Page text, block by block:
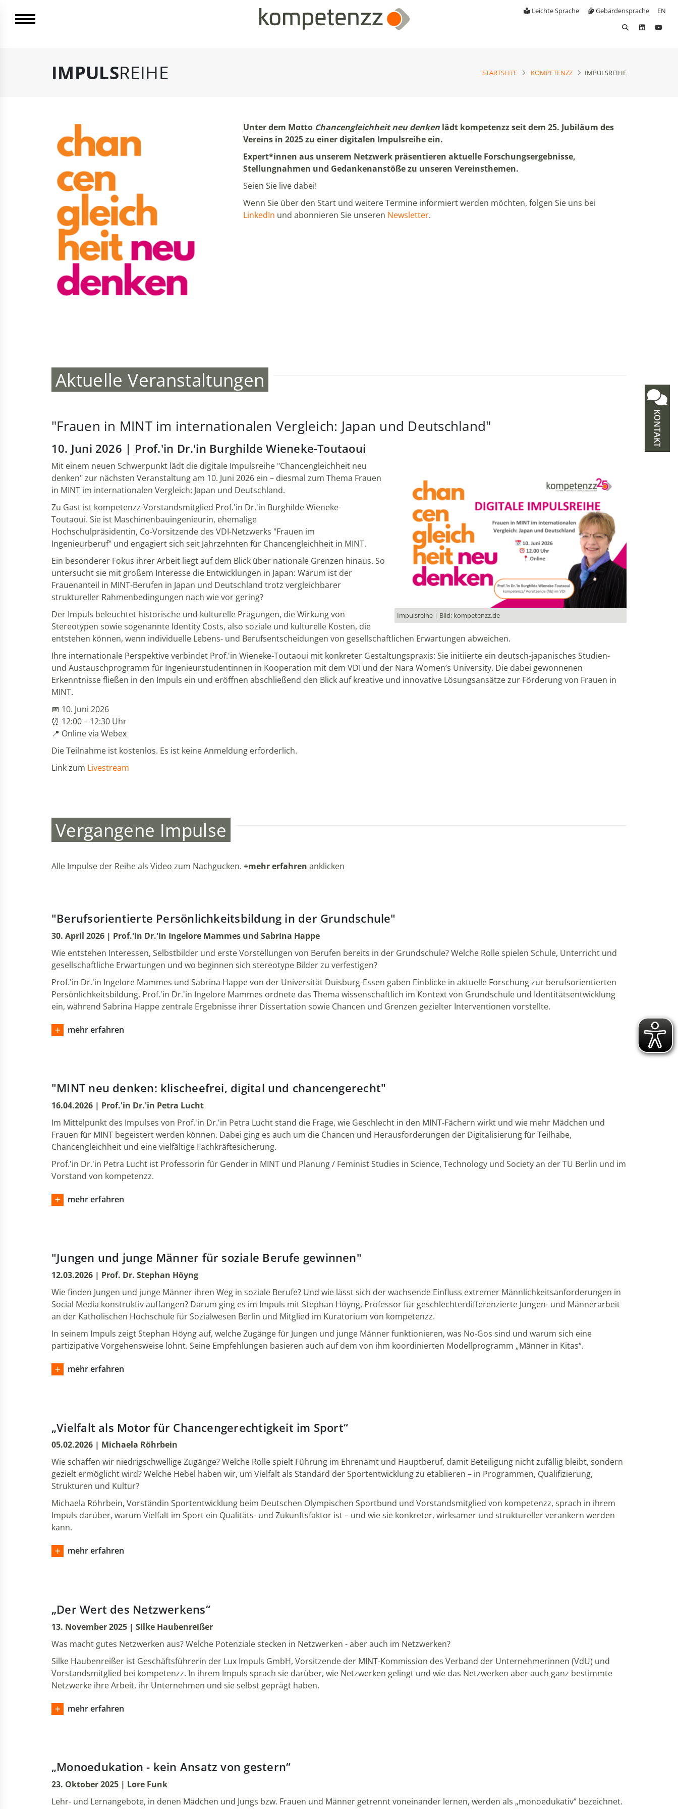
Leichte Sprache Gebärdensprache EN
IMPULSREIHE STARTSEITE KOMPETENZZ IMPULSREIHE
Unter dem Motto Chancengleichheit neu denken lädt kompetenzz seit dem 25. Jubiläum des
Vereins in 2025 zu einer digitalen Impulsreihe ein.
Expert*innen aus unserem Netzwerk präsentieren aktuelle Forschungsergebnisse,
Stellungnahmen und Gedankenanstöße zu unseren Vereinsthemen.
Seien Sie live dabei!
Wenn Sie über den Start und weitere Termine informiert werden möchten, folgen Sie uns bei
LinkedIn und abonnieren Sie unseren Newsletter.
Aktuelle Veranstaltungen
"Frauen in MINT im internationalen Vergleich: Japan und Deutschland"
10. Juni 2026 | Prof.'in Dr.'in Burghilde Wieneke-Toutaoui
Impulsreihe | Bild: kompetenzz.de
Mit einem neuen Schwerpunkt lädt die digitale Impulsreihe "Chancengleichheit neu
denken" zur nächsten Veranstaltung am 10. Juni 2026 ein – diesmal zum Thema Frauen
in MINT im internationalen Vergleich: Japan und Deutschland.
Zu Gast ist kompetenzz-Vorstandsmitglied Prof.'in Dr.'in Burghilde Wieneke-
Toutaoui. Sie ist Maschinenbauingenieurin, ehemalige
Hochschulpräsidentin, Co‑Vorsitzende des VDI-Netzwerks "Frauen im
Ingenieurberuf" und engagiert sich seit Jahrzehnten für Chancengleichheit in MINT.
Ein besonderer Fokus ihrer Arbeit liegt auf dem Blick über nationale Grenzen hinaus. So
untersucht sie mit großem Interesse die Entwicklungen in Japan: Warum ist der
Frauenanteil in MINT‑Berufen in Japan und Deutschland trotz vergleichbarer
struktureller Rahmenbedingungen nach wie vor gering?
Der Impuls beleuchtet historische und kulturelle Prägungen, die Wirkung von
Stereotypen sowie sogenannte Identity Costs, also soziale und kulturelle Kosten, die
entstehen können, wenn individuelle Lebens- und Berufsentscheidungen von gesellschaftlichen Erwartungen abweichen.
Ihre internationale Perspektive verbindet Prof.'in Wieneke‑Toutaoui mit konkreter Gestaltungspraxis: Sie initiierte ein deutsch‑japanisches Studien-
und Austauschprogramm für Ingenieurstudentinnen in Kooperation mit dem VDI und der Nara Women’s University. Die dabei gewonnenen
Erkenntnisse fließen in den Impuls ein und eröffnen abschließend den Blick auf kreative und innovative Lösungsansätze zur Förderung von Frauen in
MINT.
📅 10. Juni 2026
⏰ 12:00 – 12:30 Uhr
📍 Online via Webex
Die Teilnahme ist kostenlos. Es ist keine Anmeldung erforderlich.
Link zum Livestream
Vergangene Impulse
Alle Impulse der Reihe als Video zum Nachgucken. +mehr erfahren anklicken
"Berufsorientierte Persönlichkeitsbildung in der Grundschule"
30. April 2026 | Prof.'in Dr.'in Ingelore Mammes und Sabrina Happe
Wie entstehen Interessen, Selbstbilder und erste Vorstellungen von Berufen bereits in der Grundschule? Welche Rolle spielen Schule, Unterricht und
gesellschaftliche Erwartungen und wo beginnen sich stereotype Bilder zu verfestigen?
Prof.'in Dr.'in Ingelore Mammes und Sabrina Happe von der Universität Duisburg-Essen gaben Einblicke in aktuelle Forschung zur berufsorientierten
Persönlichkeitsbildung. Prof.'in Dr.'in Ingelore Mammes ordnete das Thema wissenschaftlich im Kontext von Grundschule und Identitätsentwicklung
ein, während Sabrina Happe zentrale Ergebnisse ihrer Dissertation sowie Chancen und Grenzen gezielter Interventionen vorstellte.
mehr erfahren
"MINT neu denken: klischeefrei, digital und chancengerecht"
16.04.2026 | Prof.'in Dr.'in Petra Lucht
Im Mittelpunkt des Impulses von Prof.'in Dr.'in Petra Luchtstand die Frage, wie Geschlecht in den MINT-Fächern wirkt und wie mehr Mädchen und
Frauen für MINT begeistert werden können. Dabei ging es auch um die Chancen und Herausforderungen der Digitalisierung für Teilhabe,
Chancengleichheit und eine vielfältige Fachkräftesicherung.
Prof.'in Dr.'in Petra Lucht ist Professorin für Gender in MINT und Planung / Feminist Studies in Science, Technology und Society an der TU Berlin und im
Vorstand von kompetenzz.
mehr erfahren
"Jungen und junge Männer für soziale Berufe gewinnen"
12.03.2026 | Prof. Dr. Stephan Höyng
Wie finden Jungen und junge Männer ihren Weg in soziale Berufe? Und wie lässt sich der wachsende Einfluss extremer Männlichkeitsanforderungen in
Social Media konstruktiv auffangen? Darum ging es im Impuls mit Stephan Höyng, Professor für geschlechterdifferenzierte Jungen- und Männerarbeit
an der Katholischen Hochschule für Sozialwesen Berlin und Mitglied im Kuratorium von kompetenzz.
In seinem Impuls zeigt Stephan Höyng auf, welche Zugänge für Jungen und junge Männer funktionieren, was No-Gos sind und warum sich eine
partizipative Vorgehensweise lohnt. Seine Empfehlungen basieren auch auf dem von ihm koordinierten Modellprogramm „Männer in Kitas“.
mehr erfahren
„Vielfalt als Motor für Chancengerechtigkeit im Sport“
05.02.2026 | Michaela Röhrbein
Wie schaffen wir niedrigschwellige Zugänge? Welche Rolle spielt Führung im Ehrenamt und Hauptberuf, damit Beteiligung nicht zufällig bleibt, sondern
gezielt ermöglicht wird? Welche Hebel haben wir, um Vielfalt als Standard der Sportentwicklung zu etablieren – in Programmen, Qualifizierung,
Strukturen und Kultur?
Michaela Röhrbein, Vorständin Sportentwicklung beim Deutschen Olympischen Sportbund und Vorstandsmitglied von kompetenzz, sprach in ihrem
Impuls darüber, warum Vielfalt im Sport ein Qualitäts- und Zukunftsfaktor ist – und wie sie konkreter, wirksamer und struktureller verankern werden
kann.
mehr erfahren
„Der Wert des Netzwerkens“
13. November 2025 | Silke Haubenreißer
Was macht gutes Netzwerken aus? Welche Potenziale stecken in Netzwerken - aber auch im Netzwerken?
Silke Haubenreißer ist Geschäftsführerin der Lux Impuls GmbH, Vorsitzende der MINT-Kommission des Verband der Unternehmerinnen (VdU) und
Vorstandsmitglied bei kompetenzz. In ihrem Impuls sprach sie darüber, wie Netzwerken gelingt und wie das Netzwerken aber auch ganz bestimmte
Netzwerke ihre Arbeit, ihr Unternehmen und sie selbst geprägt haben.
mehr erfahren
„Monoedukation - kein Ansatz von gestern“
23. Oktober 2025 | Lore Funk
Lehr- und Lernangebote, in denen Mädchen und Jungs bzw. Frauen und Männer getrennt voneinander lernen, werden als „monoedukativ“ bezeichnet.
KONTAKT